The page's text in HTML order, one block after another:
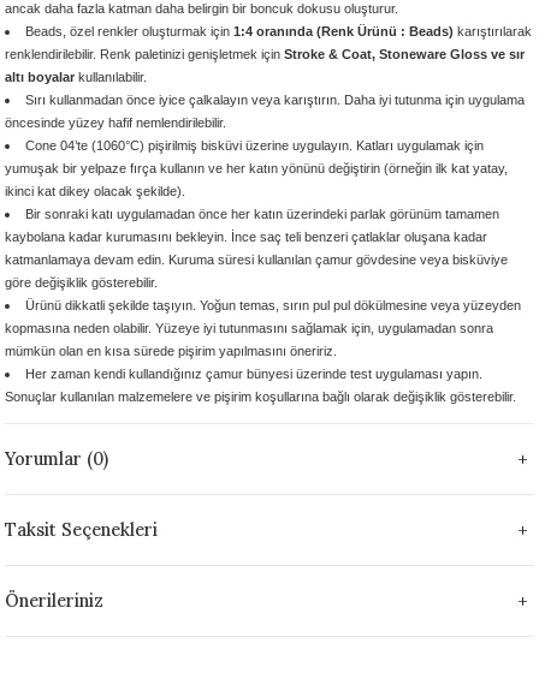
°C
999 - 1222 °C
1305 °C
ancak daha fazla katman daha belirgin bir boncuk dokusu oluşturur.
Beads, özel renkler oluşturmak için 1:4 oranında (Renk Ürünü : Beads) karıştırılarak
renklendirilebilir. Renk paletinizi genişletmek için Stroke & Coat, Stoneware Gloss ve sır
altı boyalar kullanılabilir.
Sırı kullanmadan önce iyice çalkalayın veya karıştırın. Daha iyi tutunma için uygulama
öncesinde yüzey hafif nemlendirilebilir.
Cone 04’te (1060°C) pişirilmiş bisküvi üzerineuygulayın. Katları uygulamak için
yumuşak bir yelpaze fırça kullanın ve her katın yönünü değiştirin (örneğin ilk kat yatay,
ikinci kat dikey olacak şekilde).
Bir sonraki katı uygulamadan önce her katın üzerindeki parlak görünüm tamamen
kaybolana kadar kurumasını bekleyin. İnce saç teli benzeri çatlaklar oluşana kadar
katmanlamaya devam edin. Kuruma süresi kullanılan çamur gövdesine veya bisküviye
göre değişiklik gösterebilir.
Ürünü dikkatli şekilde taşıyın. Yoğun temas, sırın pul pul dökülmesine veya yüzeyden
kopmasına neden olabilir. Yüzeye iyi tutunmasını sağlamak için, uygulamadan sonra
mümkün olan en kısa sürede pişirim yapılmasını öneririz.
Her zaman kendi kullandığınız çamur bünyesi üzerinde test uygulaması yapın.
Sonuçlar kullanılan malzemelere ve pişirim koşullarına bağlı olarak değişiklik gösterebilir.
Yorumlar (0)
Taksit Seçenekleri
Önerileriniz